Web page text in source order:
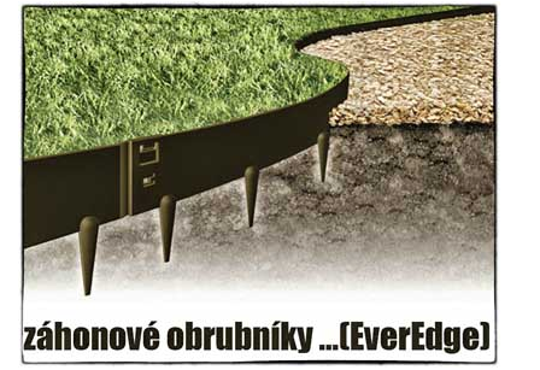
Hřbitovní kaple na hřbitově v Lužci nad
Vltavou
Márnice na hřbitově v Lužci nad Vltavou
Márnice na hřbitově v Hrobčicích
Kostel svatého Havla na hřbitově v
Hrobčicích
Kaple svatého Vavřince v Mirošovicích
Márnice na hřbitově v Račicích
Márnice na hřbitově v Dobříni
Kaple v Bezděkově